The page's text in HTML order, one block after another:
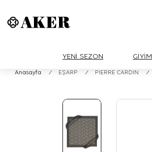
YENİ SEZON GİYİM
Anasayfa / EŞARP / PIERRE CARDIN /